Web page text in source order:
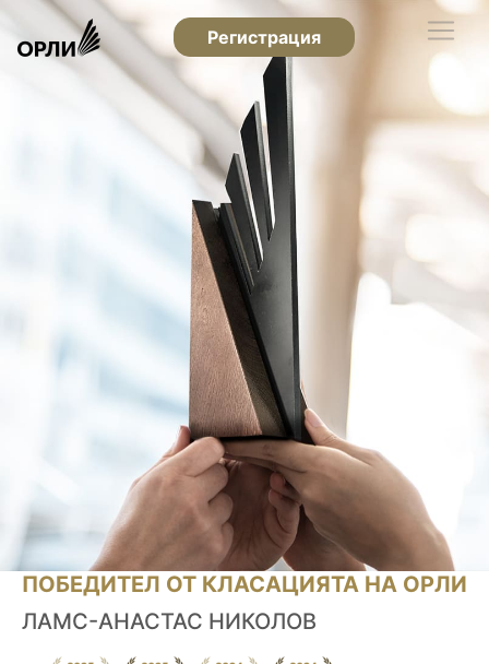
Регистрация
ПОБЕДИТЕЛ ОТ КЛАСАЦИЯТА НА ОРЛИ
ЛАМС-АНАСТАС НИКОЛОВ